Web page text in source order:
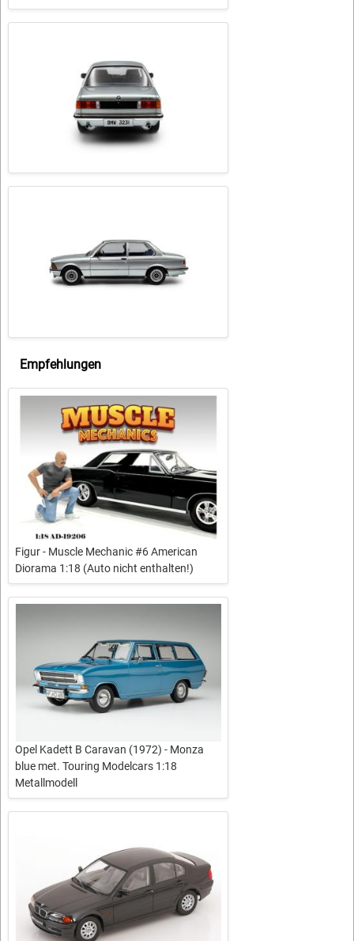
Empfehlungen
Figur - Muscle Mechanic #6 American
Diorama 1:18 (Auto nicht enthalten!)
Opel Kadett B Caravan (1972) - Monza
blue met. Touring Modelcars 1:18
Metallmodell